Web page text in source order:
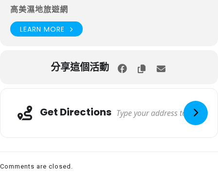
高美濕地旅遊網
LEARN MORE
分享這個活動
Get Directions
Comments are closed.